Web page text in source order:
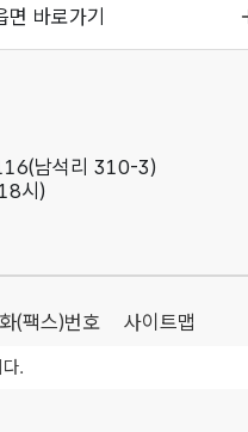
면 바로가기
남석리 310-3)
시)
(팩스)번호 사이트맵
.